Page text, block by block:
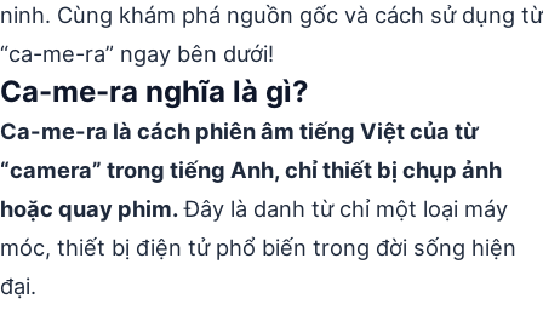
ninh. Cùng khám phá nguồn gốc và cách sử dụng từ
“ca-me-ra” ngay bên dưới!
Ca-me-ra nghĩa là gì?
Ca-me-ra là cách phiên âm tiếng Việt của từ
“camera” trong tiếng Anh, chỉ thiết bị chụp ảnh
hoặc quay phim.Đây là danh từ chỉ một loại máy
móc, thiết bị điện tử phổ biến trong đời sống hiện
đại.